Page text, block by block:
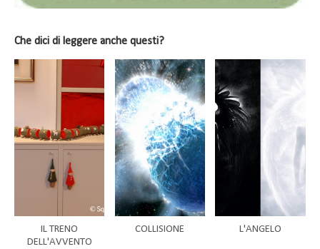
Che dici di leggere anche questi?
IL TRENO
DELL'AVVENTO
COLLISIONE L'ANGELO